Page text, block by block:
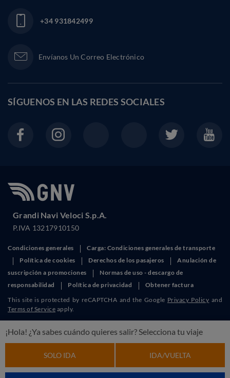
¡Hola! ¿Ya sabes cuándo quieres salir? Selecciona tu viaje
SOLO IDA IDA/VUELTA
+34 931842499
Envíanos Un Correo Electrónico
SÍGUENOS EN LAS REDES SOCIALES
Grandi Navi Veloci S.p.A.
P.IVA 13217910150
Condiciones generales
Carga: Condiciones generales de transporte
Política de cookies
Derechos de los pasajeros
Anulación de
suscripción a promociones
Normas de uso - descargo de
responsabilidad
Política de privacidad
Obtener factura
This site is protected by reCAPTCHA and the Google Privacy Policy and
Terms of Service apply.